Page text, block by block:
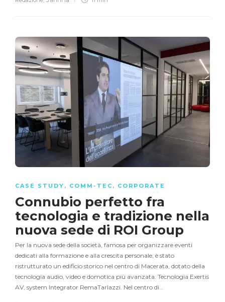
CASE STUDY , COMM-TEC , CORPORATE
Connubio perfetto fra
tecnologia e tradizione nella
nuova sede di ROI Group
Per la nuova sede della società, famosa per organizzare eventi
dedicati alla formazione e alla crescita personale, è stato
ristrutturato un edificio storico nel centro di Macerata, dotato della
tecnologia audio, video e domotica più avanzata. Tecnologia Exertis
AV, system Integrator RemaTarlazzi. Nel centro di…